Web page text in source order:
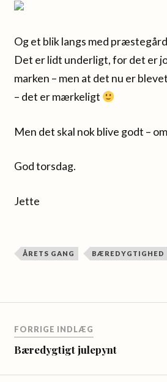
Og et blik langs med
Det er lidt underligt, for det er
marken – men at det nu er
– det er mærkeligt
Men det skal nok blive godt –
God torsdag.
Jette
ÅRETS GANG BÆREDYGTIGHED
FORRIGE INDLÆG
Bæredygtigt julepynt